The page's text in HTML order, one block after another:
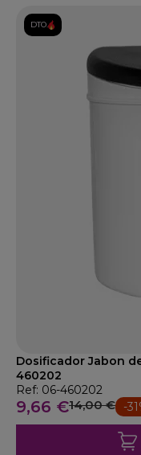
DTO.
Dosificador Jabon
460202
Ref: 06-460202
9,66 €14,00 € -